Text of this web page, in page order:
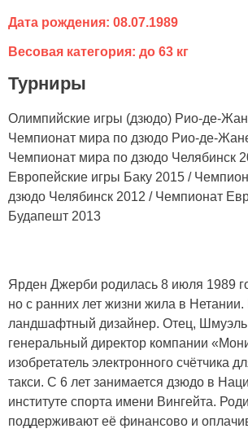
Дата рождения: 08.07.1989
Весовая категория: до 63 кг
Турниры
Олимпийские игры (дзюдо) Рио-де-
Чемпионат мира по дзюдо Рио-де-
Чемпионат мира по дзюдо Челябинск
Европейские игры Баку 2015 /
дзюдо Челябинск 2012 / Чемпионат
Будапешт 2013
Ярден Джерби родилась 8 июля 1989
но с ранних лет жизни жила в Нетании.
ландшафтный дизайнер. Отец,
генеральный директор компании
изобретатель электронного счётчика
такси. С 6 лет занимается дзюдо в
институте спорта имени Вингейта.
поддерживают её финансово и